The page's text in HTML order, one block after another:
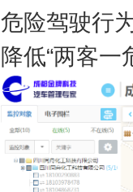
危险驾驶行
降低“两客